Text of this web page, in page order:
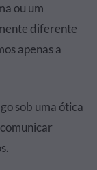
ou um
diferente
apenas a
sob uma ótica